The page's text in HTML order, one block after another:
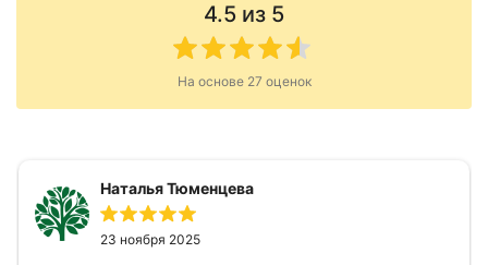
4.5 из 5
На основе 27 оценок
Наталья Тюменцева
23 ноября 2025